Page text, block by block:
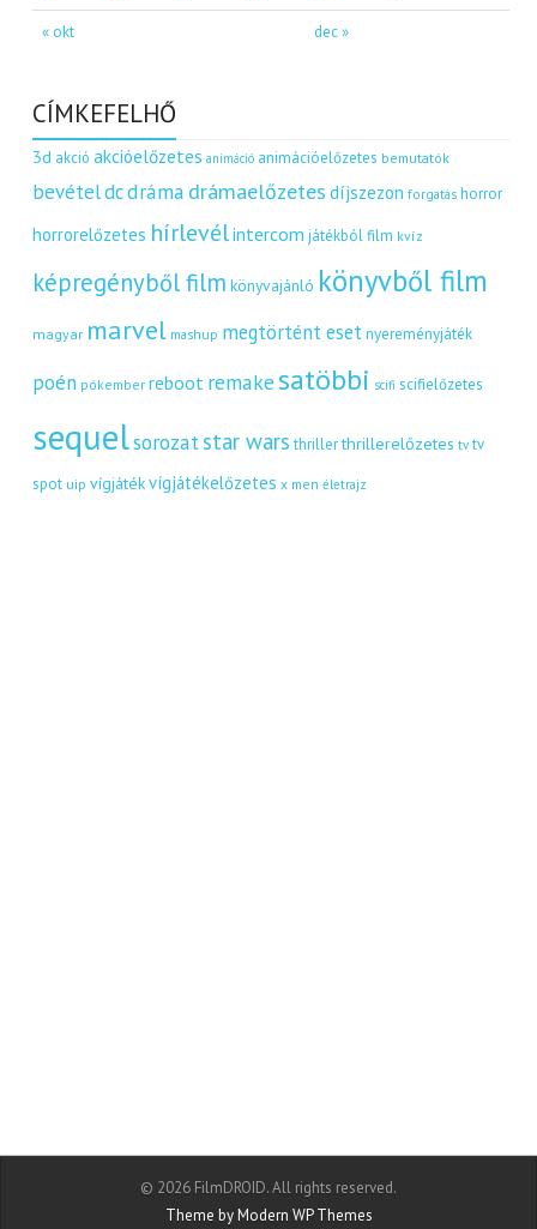
« okt dec »
CÍMKEFELHŐ
3d akció akcióelőzetes animáció animációelőzetes bemutatók
bevételdcdráma drámaelőzetes díjszezon forgatás horror
horrorelőzetes hírlevélintercom játékból film kvíz
képregényből film könyvajánló könyvből film
magyar marvel mashup megtörtént eset nyereményjáték
poén pókember reboot remakesatöbbi scifi scifielőzetes
sequelsorozatstar wars thriller thrillerelőzetes tv tv
spot uip vígjátékvígjátékelőzetes x men életrajz
© 2026 FilmDROID. All rights reserved.
Theme by Modern WP Themes